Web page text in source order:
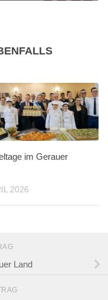
im Gerauer
2026
Land